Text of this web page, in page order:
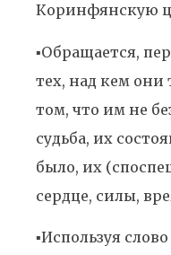
Коринфянскую
▪️Обращается,
тех, над кем они
том, что им не
судьба, их
было, их
сердце, силы,
▪️Используя слово